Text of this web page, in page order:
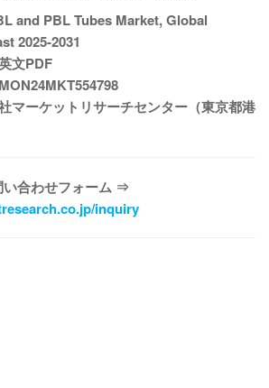
and PBL Tubes Market, Global
2025-2031
文PDF
マーケットリサーチセンター（東京都港
合わせフォーム ⇒
inquiry